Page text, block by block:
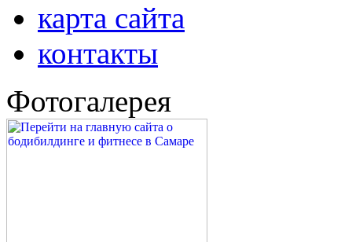
карта сайта
контакты
Фотогалерея